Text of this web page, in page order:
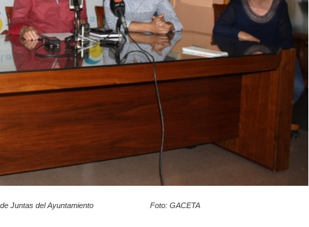
de Juntas del Ayuntamiento Foto: GACETA